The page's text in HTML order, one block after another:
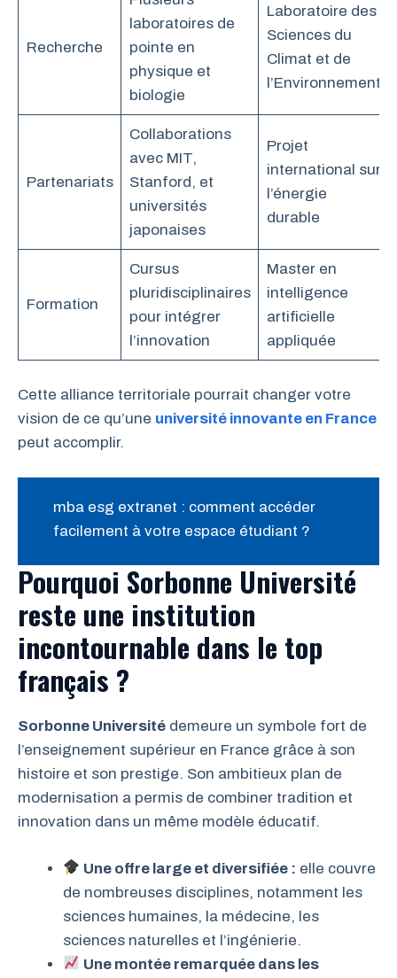
Recherche
laboratoires de
pointe en
physique et
biologie
Laboratoire des
Sciences du
Climat et de
l’Environnement
Partenariats
Collaborations
avec MIT,
Stanford, et
universités
japonaises
Projet
international sur
l’énergie
durable
Formation
Cursus
pluridisciplinaires
pour intégrer
l’innovation
Master en
intelligence
artificielle
appliquée
Cette alliance territoriale pourrait changer votre
vision de ce qu’une université innovante en France
peut accomplir.
mba esg extranet : comment accéder
facilement à votre espace étudiant ?
Pourquoi Sorbonne Université
reste une institution
incontournable dans le top
français ?
Sorbonne Université demeure un symbole fort de
l’enseignement supérieur en France grâce à son
histoire et son prestige. Son ambitieux plan de
modernisation a permis de combiner tradition et
innovation dans un même modèle éducatif.
Une offre large et diversifiée : elle couvre
de nombreuses disciplines, notamment les
sciences humaines, la médecine, les
sciences naturelles et l’ingénierie.
Une montée remarquée dans les